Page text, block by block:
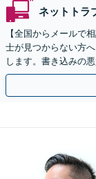
ネットトラ
【全国からメールで
士が見つからない方
します。書き込みの
用面のリスクも包み